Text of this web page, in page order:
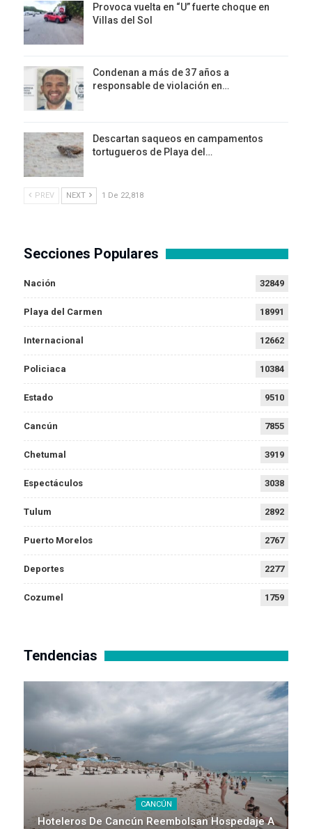
Provoca vuelta en “U” fuerte choque en
Villas del Sol
Condenan a más de 37 años a
responsable de violación en…
Descartan saqueos en campamentos
tortugueros de Playa del…
PREV NEXT 1 De 22,818
Secciones Populares
Nación 32849
Playa del Carmen 18991
Internacional 12662
Policiaca 10384
Estado 9510
Cancún 7855
Chetumal 3919
Espectáculos 3038
Tulum 2892
Puerto Morelos 2767
Deportes 2277
Cozumel 1759
Tendencias
CANCÚN
Hoteleros De Cancún Reembolsan Hospedaje A